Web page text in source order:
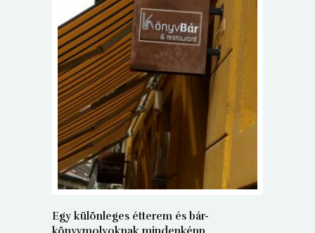
Egy különleges étterem és bár-